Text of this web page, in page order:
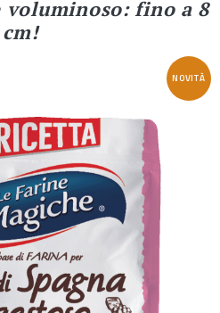
fino a 8
cm!
NOVITÀ